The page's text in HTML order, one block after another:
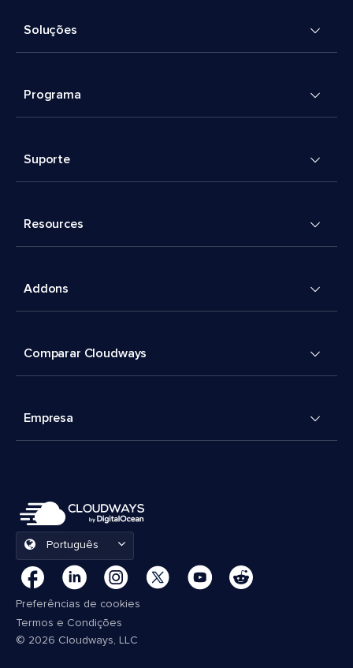
Soluções
Programa
Suporte
Resources
Addons
Comparar Cloudways
Empresa
Português
Preferências de cookies
Termos e Condições
© 2026 Cloudways, LLC